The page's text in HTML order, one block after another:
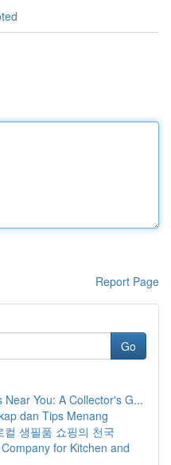
Report Page
Go
You: A Collector's G...
dan Tips Menang
생필품 쇼핑의 천국
for Kitchen and